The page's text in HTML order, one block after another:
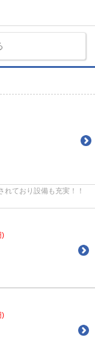
ており設備も充実！！
)
)